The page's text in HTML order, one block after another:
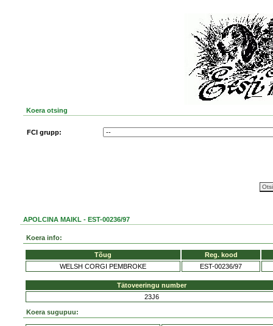
Koera otsing
FCI grupp:
APOLCINA MAIKL - EST-00236/97
Koera info:
Tõug
Reg. kood
WELSH CORGI PEMBROKE
EST-00236/97
Tätoveeringu number
23J6
Koera sugupuu: